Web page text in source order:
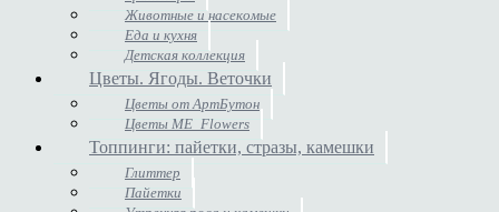
Животные и насекомые
Еда и кухня
Детская коллекция
Цветы. Ягоды. Веточки
Цветы от АртБутон
Цветы ME_Flowers
Топпинги: пайетки, стразы, камешки
Глиттер
Пайетки